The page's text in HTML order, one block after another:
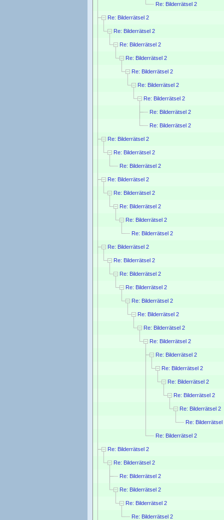
Re: Bilderrätsel 2
Re: Bilderrätsel 2
Re: Bilderrätsel 2
Re: Bilderrätsel 2
Re: Bilderrätsel 2
Re: Bilderrätsel 2
Re: Bilderrätsel 2
Re: Bilderrätsel 2
Re: Bilderrätsel 2
Re: Bilderrätsel 2
Re: Bilderrätsel 2
Re: Bilderrätsel 2
Re: Bilderrätsel 2
Re: Bilderrätsel 2
Re: Bilderrätsel 2
Re: Bilderrätsel 2
Re: Bilderrätsel 2
Re: Bilderrätsel 2
Re: Bilderrätsel 2
Re: Bilderrätsel 2
Re: Bilderrätsel 2
Re: Bilderrätsel 2
Re: Bilderrätsel 2
Re: Bilderrätsel 2
Re: Bilderrätsel 2
Re: Bilderrätsel 2
Re: Bilderrätsel 2
Re: Bilderrätsel 2
Re: Bilderrätsel 2
Re: Bilderrätsel 2
Re: Bilderrätsel 2
Re: Bilderrätsel
Re: Bilderrätsel 2
Re: Bilderrätsel 2
Re: Bilderrätsel 2
Re: Bilderrätsel 2
Re: Bilderrätsel 2
Re: Bilderrätsel 2
Re: Bilderrätsel 2